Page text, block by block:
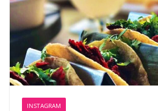
INSTAGRAM